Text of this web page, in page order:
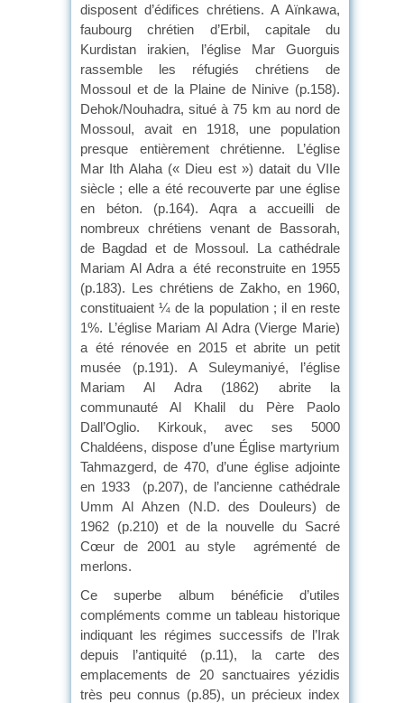
disposent d’édifices chrétiens. A Aïnkawa,
faubourg chrétien d’Erbil, capitale du
Kurdistan irakien, l’église Mar Guorguis
rassemble les réfugiés chrétiens de
Mossoul et de la Plaine de Ninive (p.158).
Dehok/Nouhadra, situé à 75 km au nord de
Mossoul, avait en 1918, une population
presque entièrement chrétienne. L’église
Mar Ith Alaha (« Dieu est ») datait du VIIe
siècle ; elle a été recouverte par une église
en béton. (p.164). Aqra a accueilli de
nombreux chrétiens venant de Bassorah,
de Bagdad et de Mossoul. La cathédrale
Mariam Al Adra a été reconstruite en 1955
(p.183). Les chrétiens de Zakho, en 1960,
constituaient ¼ de la population ; il en reste
1%. L’église Mariam Al Adra (Vierge Marie)
a été rénovée en 2015 et abrite un petit
musée (p.191). A Suleymaniyé, l’église
Mariam Al Adra (1862) abrite la
communauté Al Khalil du Père Paolo
Dall’Oglio. Kirkouk, avec ses 5000
Chaldéens, dispose d’une Église martyrium
Tahmazgerd, de 470, d’une église adjointe
en 1933 (p.207), de l’ancienne cathédrale
Umm Al Ahzen (N.D. des Douleurs) de
1962 (p.210) et de la nouvelle du Sacré
Cœur de 2001 au style agrémenté de
merlons.
Ce superbe album bénéficie d’utiles
compléments comme un tableau historique
indiquant les régimes successifs de l’Irak
depuis l’antiquité (p.11), la carte des
emplacements de 20 sanctuaires yézidis
très peu connus (p.85), un précieux index